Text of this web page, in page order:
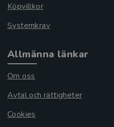
Köpvillkor
Systemkrav
Allmänna länkar
Om oss
Avtal och rättigheter
Cookies